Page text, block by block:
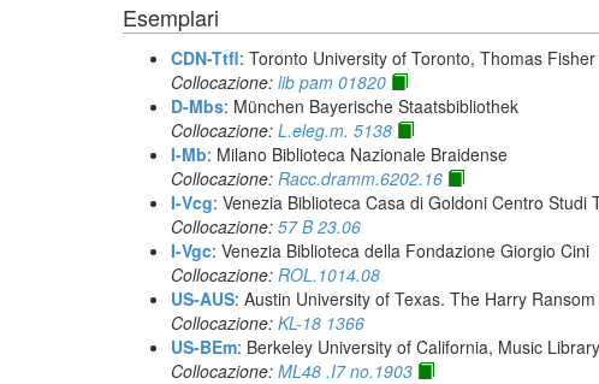
Esemplari
CDN-Ttfl: Toronto University of Toronto, Thomas
Collocazione: lib pam 01820
D-Mbs: München Bayerische Staatsbibliothek
Collocazione: L.eleg.m. 5138
I-Mb: Milano Biblioteca Nazionale Braidense
Collocazione: Racc.dramm.6202.16
I-Vcg: Venezia Biblioteca Casa di Goldoni Centro Studi
Collocazione: 57 B 23.06
I-Vgc: Venezia Biblioteca della Fondazione Giorgio Cini
Collocazione: ROL.1014.08
US-AUS: Austin University of Texas. The Harry
Collocazione: KL-18 1366
US-BEm: Berkeley University of California, Music
Collocazione: ML48 .I7 no.1903